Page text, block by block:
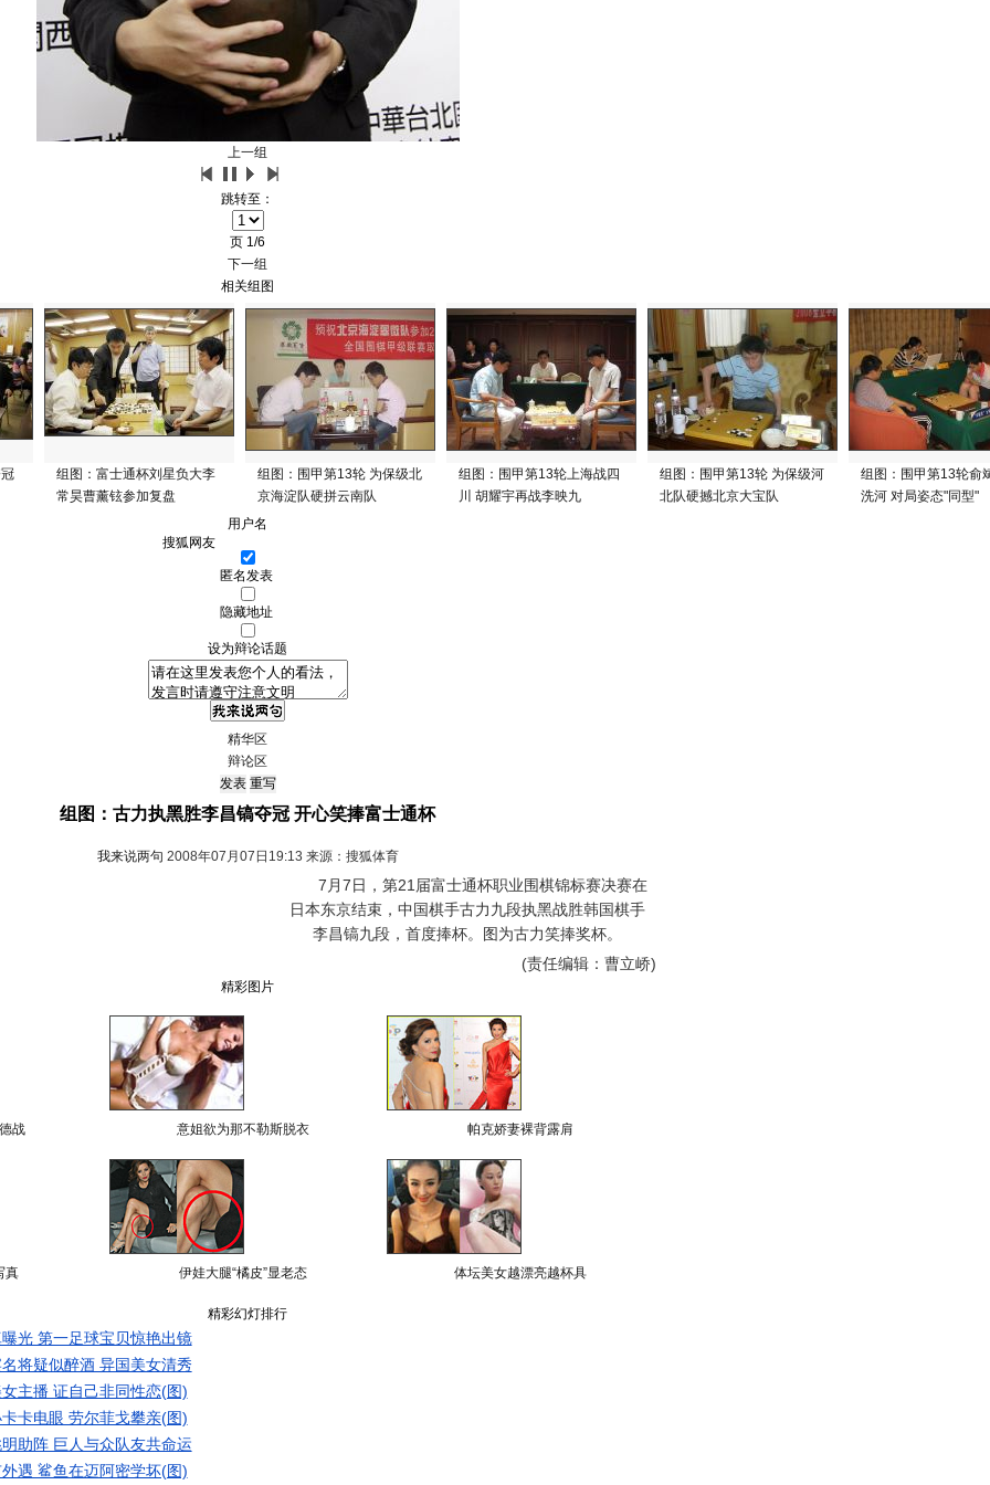
上一组
跳转至：
页 1/6
下一组
相关组图
组图：富士通杯刘星负大李
常昊曹薰铉参加复盘
组图：围甲第13轮 为保级北
京海淀队硬拼云南队
组图：围甲第13轮上海战四
川 胡耀宇再战李映九
组图：围甲第13轮 为保级河
北队硬撼北京大宝队
组图：围甲第13轮俞
洗河 对局姿态"同型"
用户名
匿名发表
隐藏地址
设为辩论话题
精华区
辩论区
组图：古力执黑胜李昌镐夺冠 开心笑捧富士通杯
我来说两句 2008年07月07日19:13 来源：搜狐体育
7月7日，第21届富士通杯职业围棋锦标赛决赛在
日本东京结束，中国棋手古力九段执黑战胜韩国棋手
李昌镐九段，首度捧杯。图为古力笑捧奖杯。
(责任编辑：曹立峤)
精彩图片
战 意姐欲为那不勒斯脱衣 帕克娇妻裸背露肩
真 伊娃大腿“橘皮”显老态 体坛美女越漂亮越杯具
精彩幻灯排行
光 第一足球宝贝惊艳出镜
将疑似醉酒 异国美女清秀
主播 证自己非同性恋(图)
卡电眼 劳尔菲戈攀亲(图)
助阵 巨人与众队友共命运
遇 鲨鱼在迈阿密学坏(图)